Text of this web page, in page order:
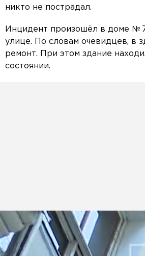
никто не пострадал.
Инцидент произошёл в доме №
улице. По словам очевидцев, в
ремонт. При этом здание
состоянии.